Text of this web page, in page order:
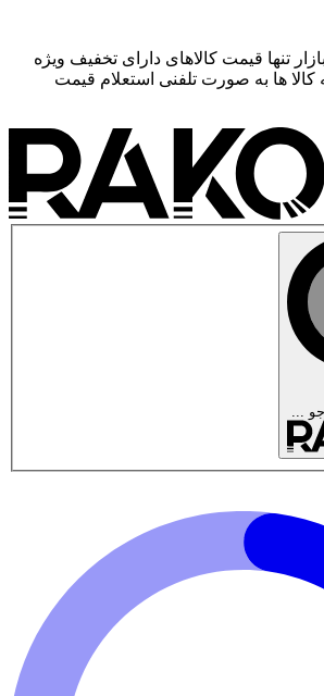
تنها قیمت کالاهای دارای تخفیف ویژه
کالا ها به صورت تلفنی استعلام قیمت
...